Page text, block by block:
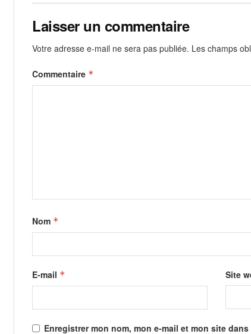
Laisser un commentaire
Votre adresse e-mail ne sera pas publiée. Les champs
Commentaire *
Nom *
E-mail * Site
Enregistrer mon nom, mon e-mail et mon site